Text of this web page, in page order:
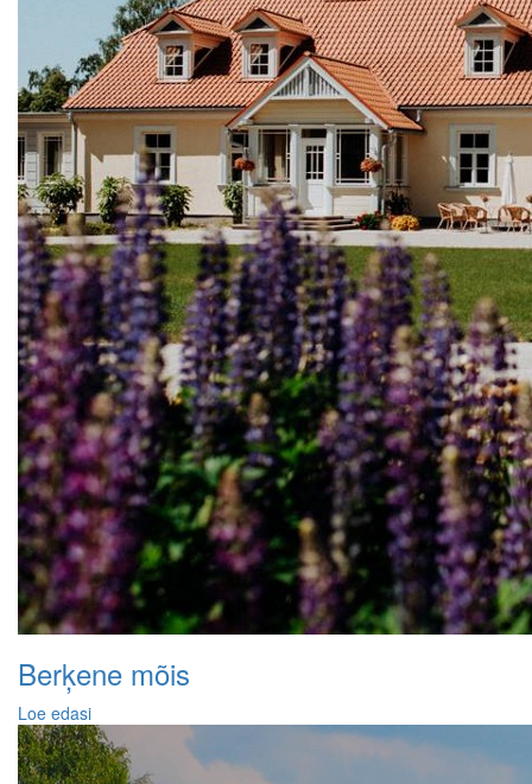
Berķene mõis
Loe edasi